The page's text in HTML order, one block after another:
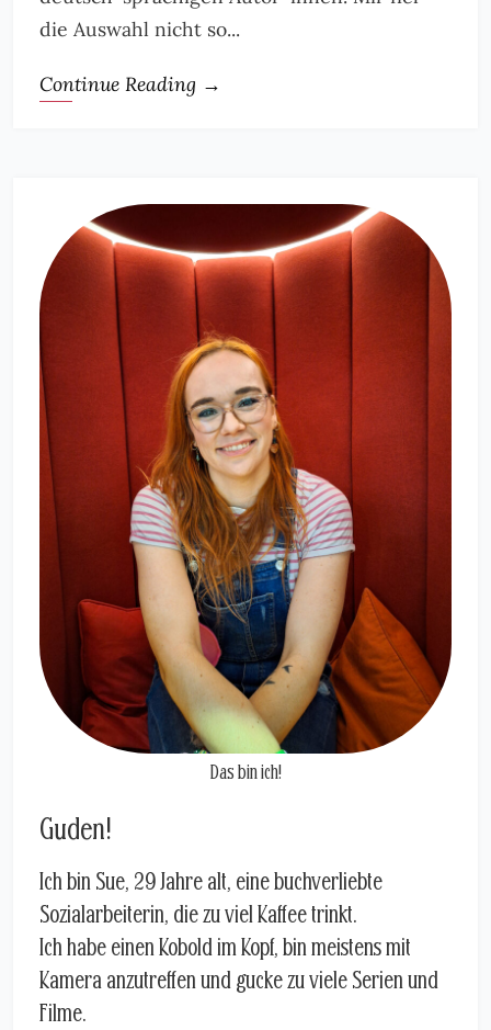
die Auswahl nicht so...
Continue Reading →
Das bin ich!
Guden!
Ich bin Sue, 29 Jahre alt, eine buchverliebte
Sozialarbeiterin, die zu viel Kaffee trinkt.
Ich habe einen Kobold im Kopf, bin meistens mit
Kamera anzutreffen und gucke zu viele Serien und
Filme.